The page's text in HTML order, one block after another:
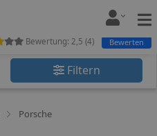
Filtern
Porsche
Bewertung: 2,5 (4) Bewerten